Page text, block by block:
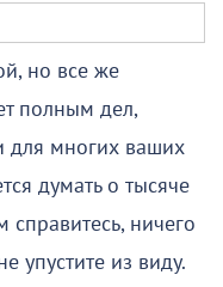
но все же
полным дел,
для многих ваших
думать о тысяче
справитесь, ничего
упустите из виду.